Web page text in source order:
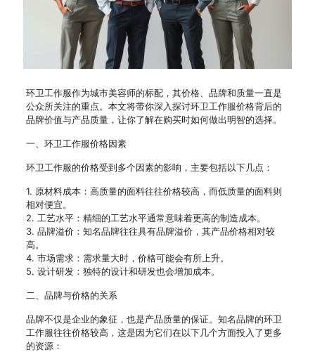
环卫工作服作为城市美容师的标配，其价格、品牌和质量一直是
公众所关注的重点。本文将带你深入探讨环卫工作服价格背后的
品牌价值与产品质量，让你了解在购买时如何做出明智的选择。
一、环卫工作服价格因素
环卫工作服的价格受到多个因素的影响，主要包括以下几点：
1. 原材料成本：高质量的面料往往价格较高，而低质量的面料则
相对便宜。
2. 工艺水平：精细的工艺水平通常意味着更高的制造成本。
3. 品牌溢价：知名品牌往往具有品牌溢价，其产品价格相对较
高。
4. 市场需求：需求量大时，价格可能会有所上升。
5. 设计研发：独特的设计和研发也会增加成本。
二、品牌与价格的关系
品牌不仅是企业的象征，也是产品质量的保证。知名品牌的环卫
工作服往往价格较高，这是因为它们在以下几个方面投入了更多
的资源：